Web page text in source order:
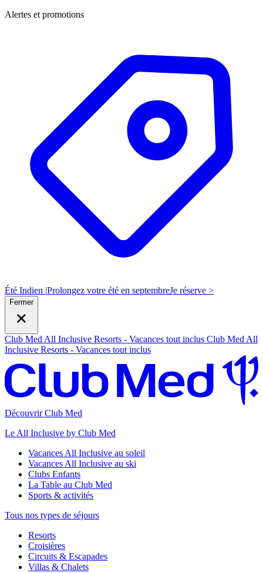
Alertes et promotions
Été Indien |Prolongez votre été en septembreJe réserve >
Fermer
Club Med All Inclusive Resorts - Vacances tout inclus Club Med All
Inclusive Resorts - Vacances tout inclus
Découvrir Club Med
Le All Inclusive by Club Med
Vacances All Inclusive au soleil
Vacances All Inclusive au ski
Clubs Enfants
La Table au Club Med
Sports & activités
Tous nos types de séjours
Resorts
Croisières
Circuits & Escapades
Villas & Chalets